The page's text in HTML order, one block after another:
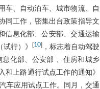
车、自动泊车、城市物流、自
同工作，密集出台政策指导文
信息化部、公安部、交通运输
行）》
[10]，标志着自动驾驶
化部、公安部 、住房和城乡
上路通行试点工作的通知》
车应用试点工作。同月，交通